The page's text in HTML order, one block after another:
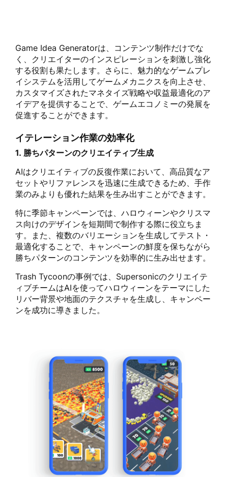
Game Idea Generatorは、コンテンツ制作だけでな
く、クリエイターのインスピレーションを刺激し強化
する役割も果たします。さらに、魅力的なゲームプレ
イシステムを活用してゲームメカニクスを向上させ、
カスタマイズされたマネタイズ戦略や収益最適化のア
イデアを提供することで、ゲームエコノミーの発展を
促進することができます。
イテレーション作業の効率化
1. 勝ちパターンのクリエイティブ生成
AIはクリエイティブの反復作業において、高品質なア
セットやリファレンスを迅速に生成できるため、手作
業のみよりも優れた結果を生み出すことができます。
特に季節キャンペーンでは、ハロウィーンやクリスマ
ス向けのデザインを短期間で制作する際に役立ちま
す。また、複数のバリエーションを生成してテスト・
最適化することで、キャンペーンの鮮度を保ちながら
勝ちパターンのコンテンツを効率的に生み出せます。
Trash Tycoonの事例では、Supersonicのクリエイテ
ィブチームはAIを使ってハロウィーンをテーマにした
リバー背景や地面のテクスチャを生成し、キャンペー
ンを成功に導きました。